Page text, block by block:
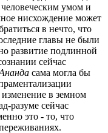
умом и
нисхождение может
в нечто, что
главы не были
развитие подлинной
сейчас
сама могла бы
изменение в земном
разуме сейчас
это - то, что